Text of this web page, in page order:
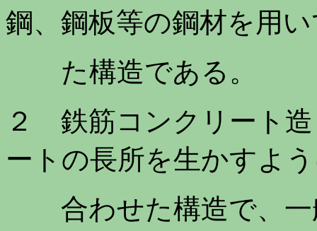
鋼、鋼板等の鋼材を用
た構造である。
２ 鉄筋コンクリート造
ートの長所を生かすよ
合わせた構造で、一